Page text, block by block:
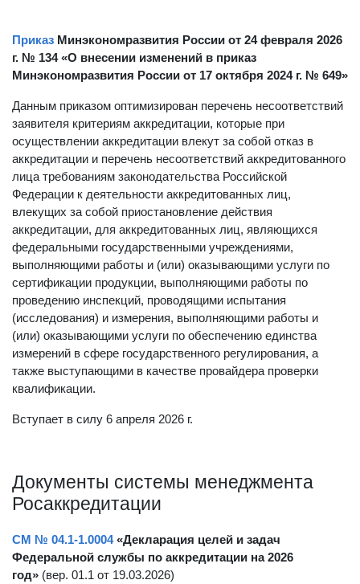
ПриказМинэкономразвития России от 24 февраля 2026
г. № 134 «О внесении изменений в приказ
Данным приказом оптимизирован перечень несоответствий
заявителя критериям аккредитации, которые при
осуществлении аккредитации влекут за собой отказ в
аккредитации и перечень несоответствий аккредитованного
лица требованиям законодательства Российской
Федерации к деятельности аккредитованных лиц,
влекущих за собой приостановление действия
аккредитации, для аккредитованных лиц, являющихся
федеральными государственными учреждениями,
выполняющими работы и (или) оказывающими услуги по
сертификации продукции, выполняющими работы по
проведению инспекций, проводящими испытания
(исследования) и измерения, выполняющими работы и
(или) оказывающими услуги по обеспечению единства
измерений в сфере государственного регулирования, а
также выступающими в качестве провайдера проверки
Документы системы менеджмента
Росаккредитации
СМ № 04.1-1.0004«Декларация целей и задач
Федеральной службы по аккредитации на 2026